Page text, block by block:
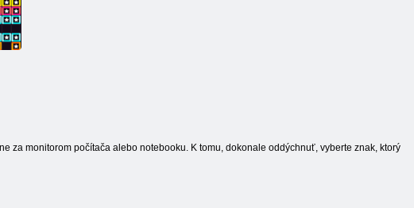
za monitorom počítača alebo notebooku. K tomu, dokonale oddýchnuť, vyberte znak, ktorý